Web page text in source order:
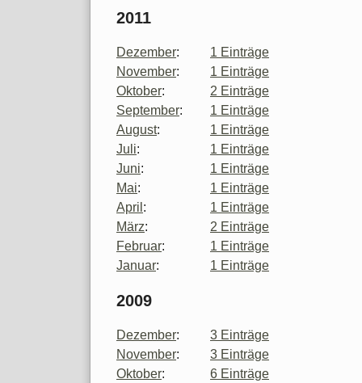
2011
Dezember:
1 Einträge
November:
1 Einträge
Oktober:
2 Einträge
September:
1 Einträge
August:
1 Einträge
Juli:
1 Einträge
Juni:
1 Einträge
Mai:
1 Einträge
April :
1 Einträge
März:
2 Einträge
Februar:
1 Einträge
Januar: 1 Einträge
2009
Dezember:
3 Einträge
November:
3 Einträge
Oktober: 6 Einträge